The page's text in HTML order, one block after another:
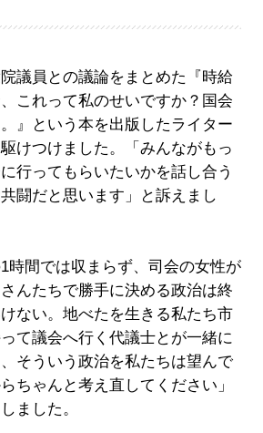
議員との議論をまとめた『時給
これって私のせいですか？国会
』という本を出版したライター
けつけました。「みんながもっ
行ってもらいたいかを話し合う
闘だと思います」と訴えまし
時間では収まらず、司会の女性が
さんたちで勝手に決める政治は終
ない。地べたを生きる私たち市
て議会へ行く代議士とが一緒に
そういう政治を私たちは望んで
ちゃんと考え直してください」
ました。